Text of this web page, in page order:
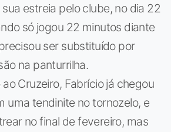
estreia pelo clube, no dia 22
só jogou 22 minutos diante
ser substituído por
na panturrilha.
Cruzeiro, Fabrício já chegou
uma tendinite no tornozelo, e
no final de fevereiro, mas